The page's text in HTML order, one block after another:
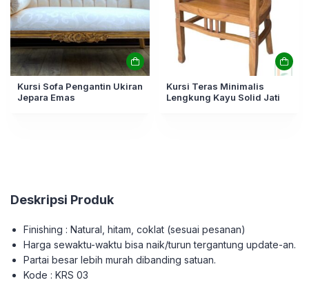
Kursi Sofa Pengantin Ukiran
Jepara Emas
Kursi Teras Minimalis
Lengkung Kayu Solid Jati
Deskripsi Produk
Finishing : Natural, hitam, coklat (sesuai pesanan)
Harga sewaktu-waktu bisa naik/turun tergantung update-an.
Partai besar lebih murah dibanding satuan.
Kode : KRS 03